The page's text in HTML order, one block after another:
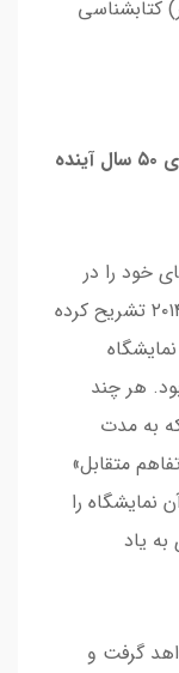
کتابشناسی
پیش‌بینی‌های آسیموف در سال ۱۹۶۴ برای ۵۰ سال آینده
پیش‌بینی‌های خود را در
مورد جهان در ۵۰ سال آینده یعنی سال ۲۰۱۴ تشریح کرده
بود. هر چند
به مدت
متقابل»
نمایشگاه را
یاد
گرفت و